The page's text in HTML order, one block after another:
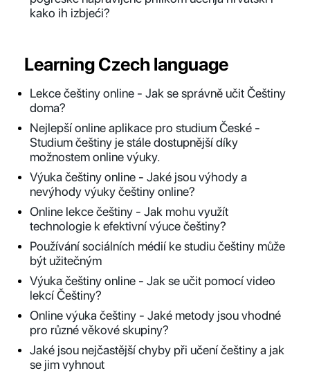
kako ih izbjeći?
Learning Czech language
Lekce češtiny online - Jak se správně učit Češtiny
doma?
Nejlepší online aplikace pro studium České -
Studium češtiny je stále dostupnější díky
možnostem online výuky.
Výuka češtiny online - Jaké jsou výhody a
nevýhody výuky češtiny online?
Online lekce češtiny - Jak mohu využít
technologie k efektivní výuce češtiny?
Používání sociálních médií ke studiu češtiny může
být užitečným
Výuka češtiny online - Jak se učit pomocí video
lekcí Češtiny?
Online výuka češtiny - Jaké metody jsou vhodné
pro různé věkové skupiny?
Jaké jsou nejčastější chyby při učení češtiny a jak
se jim vyhnout